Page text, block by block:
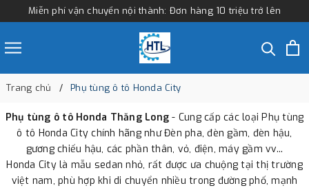
Miễn phí vận chuyển nội thành: Đơn hàng 10 triệu trở lên
Trang chủ Phụ tùng ô tô Honda City
Phụ tùng ô tô Honda Thăng Long- Cung cấp các loại Phụ tùng
ô tô Honda City chính hãng như Đèn pha, đèn gầm, đèn hậu,
gương chiếu hậu, các phần thân, vỏ, điện, máy gầm vv...
Honda City là mẫu sedan nhỏ, rất được ưa chuộng tại thị trường
việt nam, phù hợp khi di chuyển nhiều trong đường phố, mạnh